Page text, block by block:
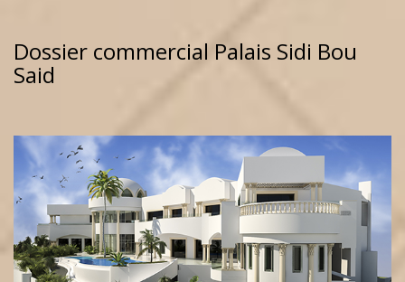
Dossier commercial Palais Sidi Bou
Said